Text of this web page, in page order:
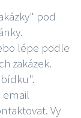
pod
lépe podle
zakázek.
email
Vy